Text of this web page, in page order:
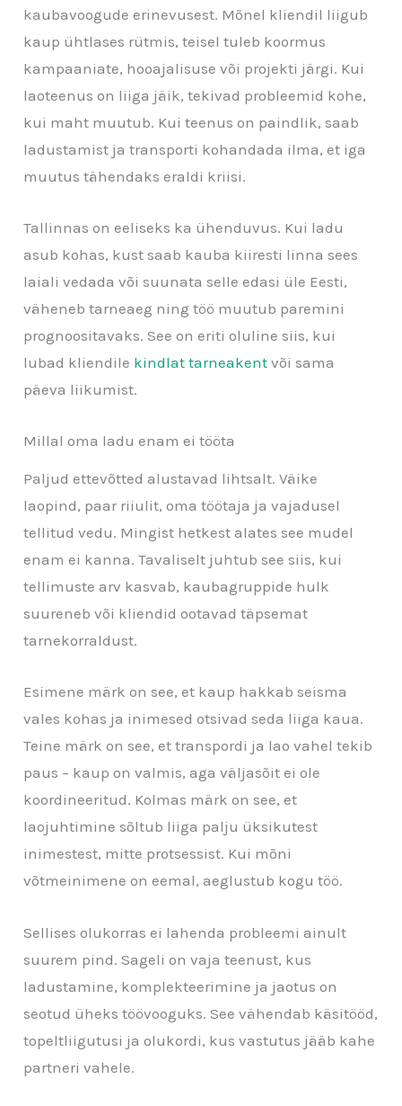
kaubavoogude erinevusest. Mõnel kliendil liigub
kaup ühtlases rütmis, teisel tuleb koormus
kampaaniate, hooajalisuse või projekti järgi. Kui
laoteenus on liiga jäik, tekivad probleemid kohe,
kui maht muutub. Kui teenus on paindlik, saab
ladustamist ja transporti kohandada ilma, et iga
muutus tähendaks eraldi kriisi.
Tallinnas on eeliseks ka ühenduvus. Kui ladu
asub kohas, kust saab kauba kiiresti linna sees
laiali vedada või suunata selle edasi üle Eesti,
väheneb tarneaeg ning töö muutub paremini
prognoositavaks. See on eriti oluline siis, kui
lubad kliendile kindlat tarneakent või sama
päeva liikumist.
Millal oma ladu enam ei tööta
Paljud ettevõtted alustavad lihtsalt. Väike
laopind, paar riiulit, oma töötaja ja vajadusel
tellitud vedu. Mingist hetkest alates see mudel
enam ei kanna. Tavaliselt juhtub see siis, kui
tellimuste arv kasvab, kaubagruppide hulk
suureneb või kliendid ootavad täpsemat
tarnekorraldust.
Esimene märk on see, et kaup hakkab seisma
vales kohas ja inimesed otsivad seda liiga kaua.
Teine märk on see, et transpordi ja lao vahel tekib
paus – kaup on valmis, aga väljasõit ei ole
koordineeritud. Kolmas märk on see, et
laojuhtimine sõltub liiga palju üksikutest
inimestest, mitte protsessist. Kui mõni
võtmeinimene on eemal, aeglustub kogu töö.
Sellises olukorras ei lahenda probleemi ainult
suurem pind. Sageli on vaja teenust, kus
ladustamine, komplekteerimine ja jaotus on
seotud üheks töövooguks. See vähendab käsitööd,
topeltliigutusi ja olukordi, kus vastutus jääb kahe
partneri vahele.